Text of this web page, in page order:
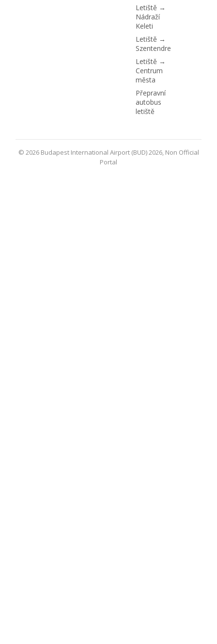
Letiště →
Nádraží
Keleti
Letiště →
Szentendre
Letiště →
Centrum
města
Přepravní
autobus
letiště
© 2026 Budapest International Airport (BUD) 2026, Non Official
Portal